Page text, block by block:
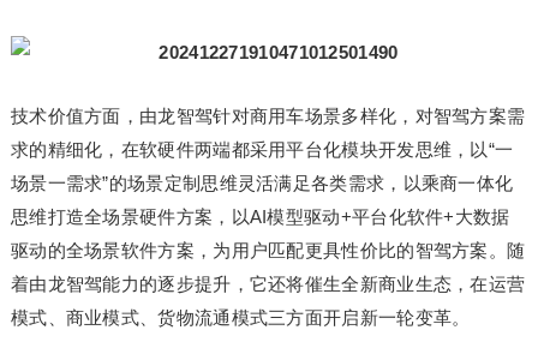
技术价值方面，由龙智驾针对商用车场景多样化，对智驾方案需
求的精细化，在软硬件两端都采用平台化模块开发思维，以“一
场景一需求”的场景定制思维灵活满足各类需求，以乘商一体化
思维打造全场景硬件方案，以AI模型驱动+平台化软件+大数据
驱动的全场景软件方案，为用户匹配更具性价比的智驾方案。随
着由龙智驾能力的逐步提升，它还将催生全新商业生态，在运营
模式、商业模式、货物流通模式三方面开启新一轮变革。